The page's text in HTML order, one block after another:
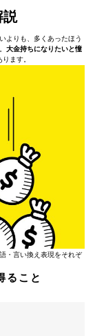
説
よりも、多くあったほう
大金持ちになりたいと憧
ります。
・言い換え表現をそれぞ
ること